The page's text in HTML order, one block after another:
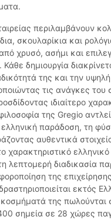
περιλαμβάνουν
σκουλαρίκια και
χρυσό, ασήμι και
δημιουργία
της και την
τις ανάγκες του
ιδιαίτερο
της Gregio αντλεί
παράδοση, τη
αυθεντικά
χαρακτηριστικό ελληνικό
λεπτομερή διαδικασία
της
εκτός
της πωλούνται
σημεία σε 28 χώρες